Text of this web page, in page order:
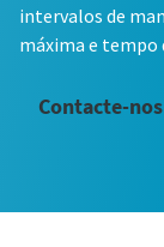
intervalos de
máxima e
Contacte-nos